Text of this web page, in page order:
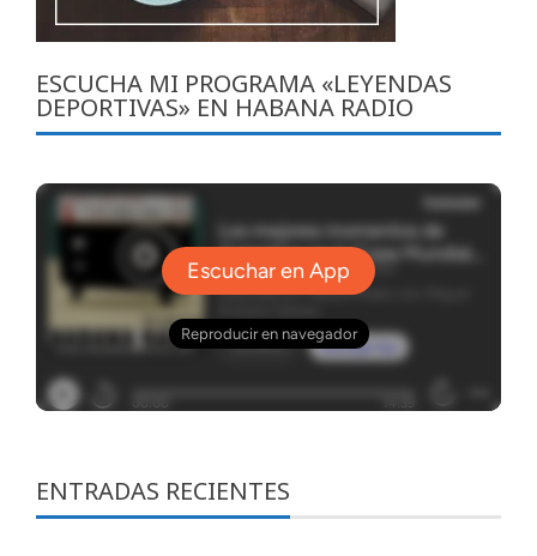
ESCUCHA MI PROGRAMA «LEYENDAS
DEPORTIVAS» EN HABANA RADIO
ENTRADAS RECIENTES